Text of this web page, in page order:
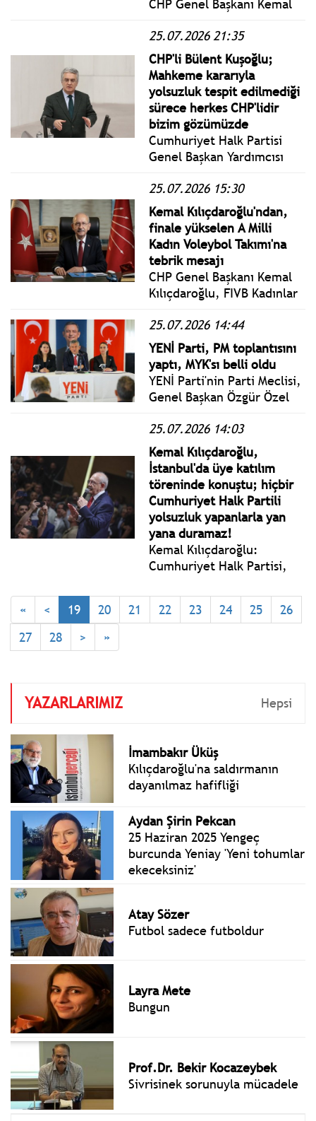
CHP Genel Başkanı Kemal
törende üye rozeti takılan
kişilerin cast ajanslarından
getirilen ve para ödenen
figüranlar olduğu iddiasına
ilişkin açıklama yaptı.
25.07.2026 21:35
CHP'li Bülent Kuşoğlu;
Mahkeme kararıyla
yolsuzluk tespit edilmediği
sürece herkes CHP'lidir
bizim gözümüzde
Cumhuriyet Halk Partisi
Genel Başkan Yardımcısı
Özgür Özel destekçileri,
dokunulmazlık dosyaları ve
arınma tartışmaları
hakkında dikkat çeken
açıklamalarda bulundu.
25.07.2026 15:30
Kemal Kılıçdaroğlu'ndan,
finale yükselen A Milli
Kadın Voleybol Takımı'na
tebrik mesajı
CHP Genel Başkanı Kemal
Kılıçdaroğlu, FIVB Kadınlar
final maçında karşılaştığı
Çin'i 3-0 mağlup ederek
finale yükselen A Milli
Kadın Voleybol Takımı'nı
tebrik etti.
25.07.2026 14:44
YENİ Parti, PM toplantısını
yaptı, MYK'sı belli oldu
YENİ Parti'nin Parti Meclisi,
Genel Başkan Özgür Özel
Kulübü'nde toplandı.
25.07.2026 14:03
Kemal Kılıçdaroğlu,
İstanbul'da üye katılım
töreninde konuştu; hiçbir
Cumhuriyet Halk Partili
yolsuzluk yapanlarla yan
yana duramaz!
Kemal Kılıçdaroğlu:
Cumhuriyet Halk Partisi,
kimsesidir. Adımız belli;
Halk Partisiyiz, halkın
« < 19 20 21 22 23 24 25
26
27
28 > »
YAZARLARIMIZ Hepsi
İmambakır Üküş
Kılıçdaroğlu'na saldırmanın
dayanılmaz hafifliği
Aydan Şirin Pekcan
25 Haziran 2025 Yengeç
burcunda Yeniay 'Yeni tohumlar
ekeceksiniz'
Atay Sözer
Futbol sadece futboldur
Layra Mete
Bungun
Prof.Dr. Bekir Kocazeybek
Sivrisinek sorunuyla mücadele